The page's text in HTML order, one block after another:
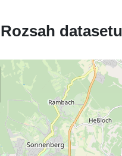
Rozsah datasetu